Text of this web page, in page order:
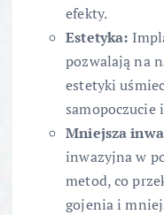
efekty.
Estetyka:
pozwalają na
estetyki
samopoczucie
Mniejsza
inwazyjna w
metod, co
gojenia i